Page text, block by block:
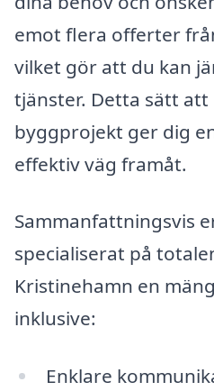
emot flera offerter
vilket gör att du kan
tjänster. Detta sätt
byggprojekt ger dig
effektiv väg framåt.
Sammanfattningsvis
specialiserat på
Kristinehamn en
inklusive:
Enklare